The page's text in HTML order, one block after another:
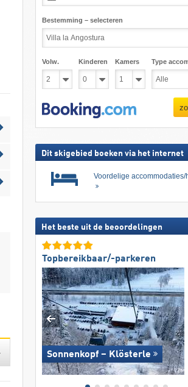
Bestemming – selecteren
Volw. Kinderen Kamers Type
Dit skigebied boeken via het internet
Voordelige accommodaties/
Het beste uit de beoordelingen
Topbereikbaar/-parkeren
Sonnenkopf – Klösterle